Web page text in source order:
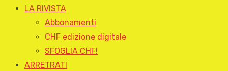
LA RIVISTA
Abbonamenti
CHF edizione digitale
SFOGLIA CHF!
ARRETRATI